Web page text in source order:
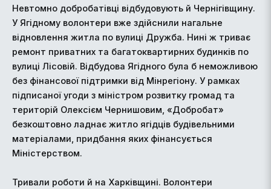
Невтомно добробатівці відбудовують й Чернігівщину.
У Ягідному волонтери вже здійснили нагальне
відновлення житла по вулиці Дружба. Нині ж триває
ремонт приватних та багатоквартирних будинків по
вулиці Лісовій. Відбудова Ягідного була б неможливою
без фінансової підтримки від Мінрегіону. У рамках
підписаної угоди з міністром розвитку громад та
територій Олексієм Чернишовим, «Добробат»
безкоштовно ладнає житло ягідців будівельними
матеріалами, придбання яких фінансується
Міністерством.
Тривали роботи й на Харківщині. Волонтери